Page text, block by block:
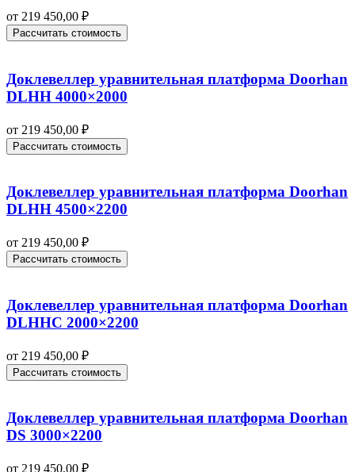
от 219 450,00 ₽
Рассчитать стоимость
Доклевеллер уравнительная платформа Doorhan
DLHH 4000×2000
от 219 450,00 ₽
Рассчитать стоимость
Доклевеллер уравнительная платформа Doorhan
DLHH 4500×2200
от 219 450,00 ₽
Рассчитать стоимость
Доклевеллер уравнительная платформа Doorhan
DLHHC 2000×2200
от 219 450,00 ₽
Рассчитать стоимость
Доклевеллер уравнительная платформа Doorhan
DS 3000×2200
от 219 450,00 ₽